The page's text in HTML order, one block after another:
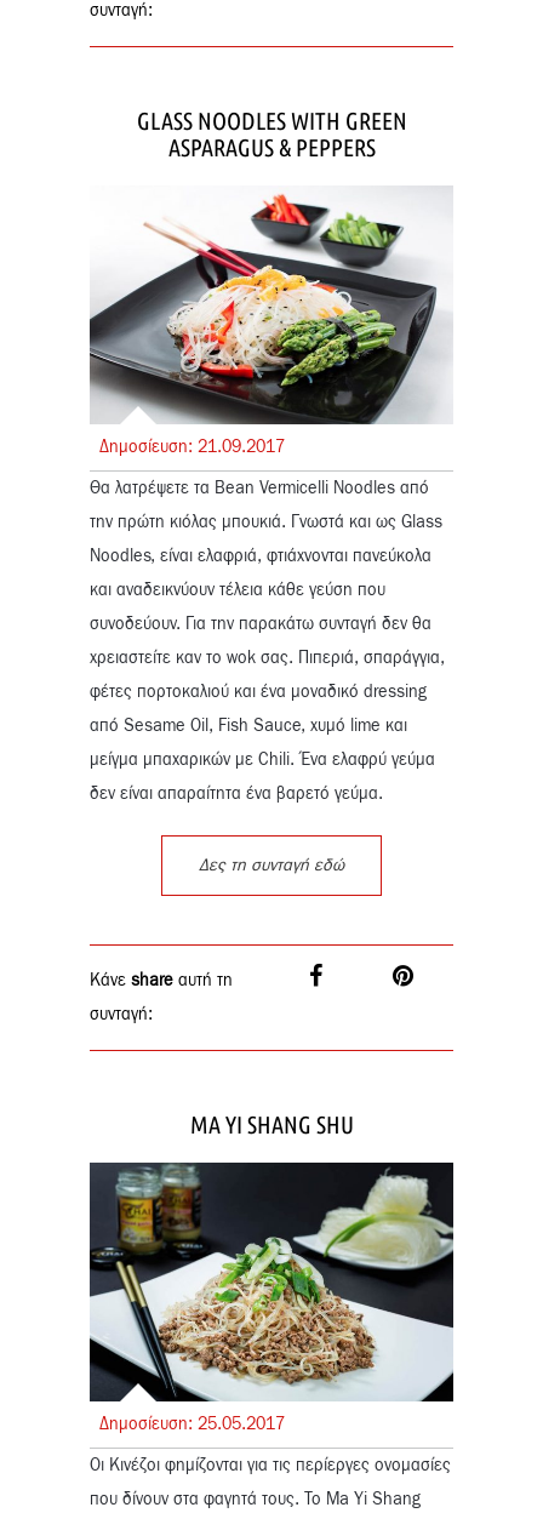
συνταγή:
GLASS NOODLES WITH GREEN
ASPARAGUS & PEPPERS
Δημοσίευση: 21.09.2017
Θα λατρέψετε τα Bean Vermicelli Noodles από
την πρώτη κιόλας μπουκιά. Γνωστά και ως Glass
Noodles, είναι ελαφριά, φτιάχνονται πανεύκολα
και αναδεικνύουν τέλεια κάθε γεύση που
συνοδεύουν. Για την παρακάτω συνταγή δεν θα
χρειαστείτε καν το wok σας. Πιπεριά, σπαράγγια,
φέτες πορτοκαλιού και ένα μοναδικό dressing
από Sesame Oil, Fish Sauce, χυμό lime και
μείγμα μπαχαρικών με Chili. Ένα ελαφρύ γεύμα
δεν είναι απαραίτητα ένα βαρετό γεύμα.
Δες τη συνταγή εδώ
Κάνε share αυτή τη
συνταγή:
MA YI SHANG SHU
Δημοσίευση: 25.05.2017
Οι Κινέζοι φημίζονται για τις περίεργες ονομασίες
που δίνουν στα φαγητά τους. Το Ma Yi Shang